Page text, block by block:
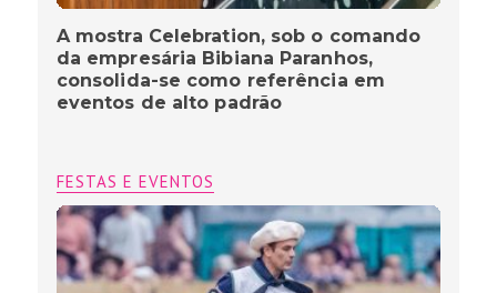
A mostra Celebration, sob o comando
da empresária Bibiana Paranhos,
consolida-se como referência em
eventos de alto padrão
FESTAS E EVENTOS